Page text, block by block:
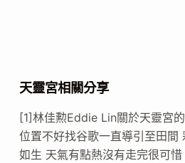
天靈宮相關分享
[1]林佳勲Eddie Lin關於天靈宮的
位置不好找谷歌一直導引至田間
如生 天氣有點熱沒有走完很可惜